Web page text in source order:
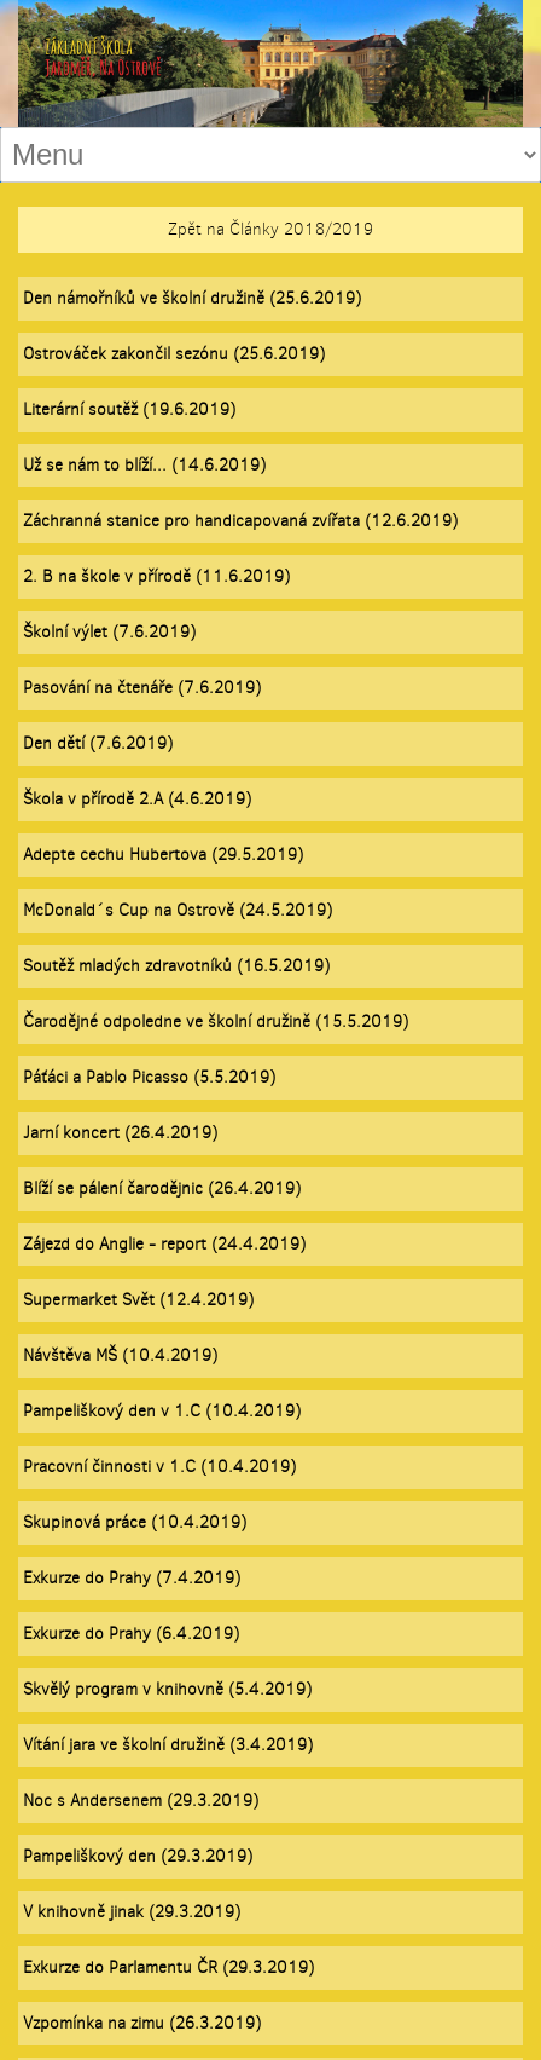
Zpět na Články 2018/2019
Den námořníků ve školní družině (25.6.2019)
Ostrováček zakončil sezónu (25.6.2019)
Literární soutěž (19.6.2019)
Už se nám to blíží... (14.6.2019)
Záchranná stanice pro handicapovaná zvířata (12.6.2019)
2. B na škole v přírodě (11.6.2019)
Školní výlet (7.6.2019)
Pasování na čtenáře (7.6.2019)
Den dětí (7.6.2019)
Škola v přírodě 2.A (4.6.2019)
Adepte cechu Hubertova (29.5.2019)
McDonald´s Cup na Ostrově (24.5.2019)
Soutěž mladých zdravotníků (16.5.2019)
Čarodějné odpoledne ve školní družině (15.5.2019)
Páťáci a Pablo Picasso (5.5.2019)
Jarní koncert (26.4.2019)
Blíží se pálení čarodějnic (26.4.2019)
Zájezd do Anglie - report (24.4.2019)
Supermarket Svět (12.4.2019)
Návštěva MŠ (10.4.2019)
Pampeliškový den v 1.C (10.4.2019)
Pracovní činnosti v 1.C (10.4.2019)
Skupinová práce (10.4.2019)
Exkurze do Prahy (7.4.2019)
Exkurze do Prahy (6.4.2019)
Skvělý program v knihovně (5.4.2019)
Vítání jara ve školní družině (3.4.2019)
Noc s Andersenem (29.3.2019)
Pampeliškový den (29.3.2019)
V knihovně jinak (29.3.2019)
Exkurze do Parlamentu ČR (29.3.2019)
Vzpomínka na zimu (26.3.2019)